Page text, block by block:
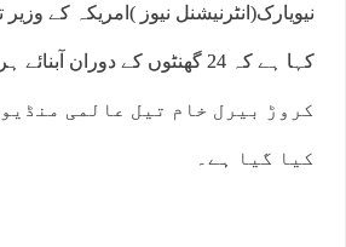
نیویارک(انٹرنیشنل نیوز )امریکہ کے
کروڑ بیرل خام تیل عالمی
کیا گیا ہے۔